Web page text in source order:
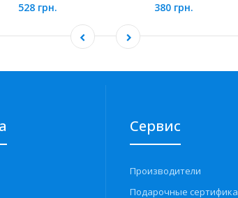
528 грн. 380 грн.
Сервис
Производители
Подарочные